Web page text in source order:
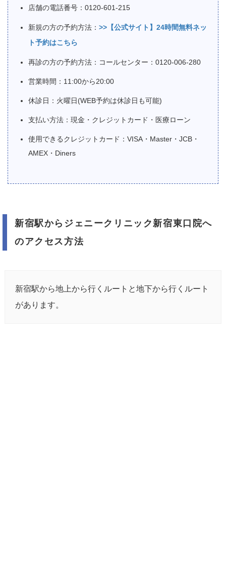
店舗の電話番号：0120-601-215
新規の方の予約方法： >>【公式サイト】24時間無料ネッ
ト予約はこちら
再診の方の予約方法：コールセンター：0120-006-280
営業時間：11:00から20:00
休診日：火曜日(WEB予約は休診日も可能)
支払い方法：現金・クレジットカード・医療ローン
使用できるクレジットカード：VISA・Master・JCB・
AMEX・Diners
新宿駅からジェニークリニック新宿東口院へ
のアクセス方法
新宿駅から地上から行くルートと地下から行くルート
があります。